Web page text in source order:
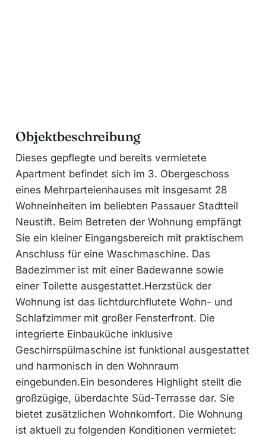
Objektbeschreibung
Dieses gepflegte und bereits vermietete
Apartment befindet sich im 3. Obergeschoss
eines Mehrparteienhauses mit insgesamt 28
Wohneinheiten im beliebten Passauer Stadtteil
Neustift. Beim Betreten der Wohnung empfängt
Sie ein kleiner Eingangsbereich mit praktischem
Anschluss für eine Waschmaschine. Das
Badezimmer ist mit einer Badewanne sowie
einer Toilette ausgestattet.Herzstück der
Wohnung ist das lichtdurchflutete Wohn- und
Schlafzimmer mit großer Fensterfront. Die
integrierte Einbauküche inklusive
Geschirrspülmaschine ist funktional ausgestattet
und harmonisch in den Wohnraum
eingebunden.Ein besonderes Highlight stellt die
großzügige, überdachte Süd-Terrasse dar. Sie
bietet zusätzlichen Wohnkomfort. Die Wohnung
ist aktuell zu folgenden Konditionen vermietet: